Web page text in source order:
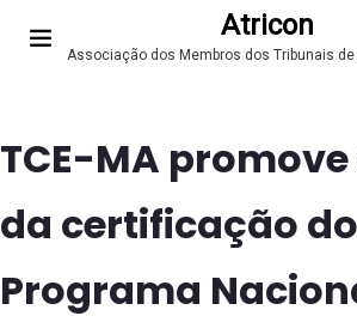
Atricon
Associação dos Membros dos Tribunais de
TCE-MA
da certificação do
Programa